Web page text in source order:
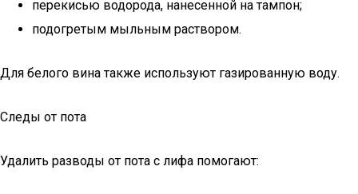
перекисью водорода, нанесенной на тампон;
подогретым мыльным раствором.
Для белого вина также используют газированную воду.
Следы от пота
Удалить разводы от пота с лифа помогают: